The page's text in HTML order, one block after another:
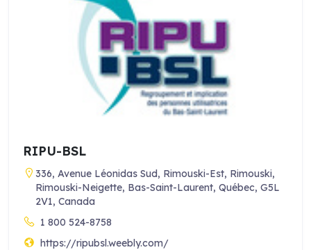
RIPU-BSL
336, Avenue Léonidas Sud, Rimouski-Est, Rimouski,
Rimouski-Neigette, Bas-Saint-Laurent, Québec, G5L
2V1, Canada
1 800 524-8758
https://ripubsl.weebly.com/